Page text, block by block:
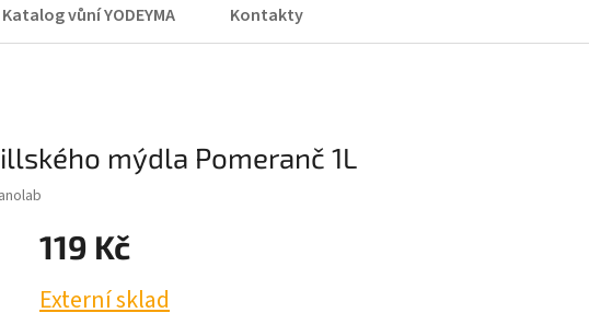
Katalog vůní YODEYMA Kontakty
mýdla Pomeranč 1L
119 Kč
Externí sklad